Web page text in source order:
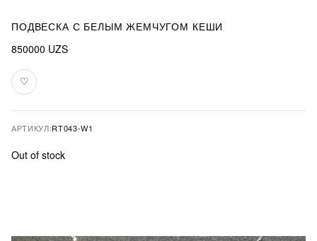
ПОДВЕСКА С БЕЛЫМ ЖЕМЧУГОМ КЕШИ
850000 UZS
♡
В
избранное
АРТИКУЛ:RT043-W1
Out of stock